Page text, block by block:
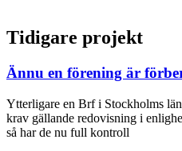
Tidigare projekt
Ännu en förening är
Ytterligare en Brf i Stockholms
krav gällande redovisning i
så har de nu full kontroll